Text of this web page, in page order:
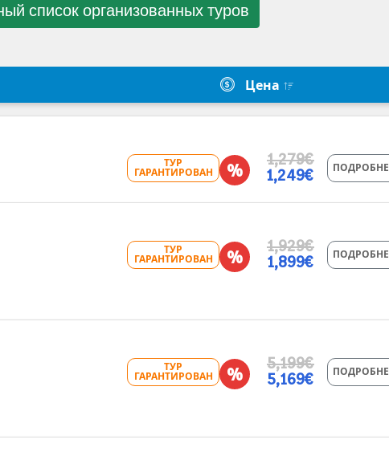
список организованных туров
Цена
ТУР
ГАРАНТИРОВАН %
1,279€
1,249€
ТУР
ГАРАНТИРОВАН %
1,929€
1,899€
ТУР
ГАРАНТИРОВАН %
5,199€
5,169€